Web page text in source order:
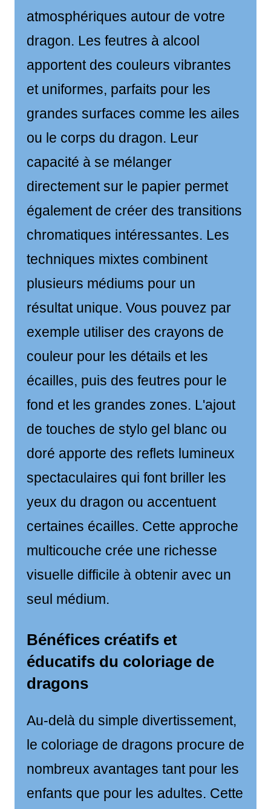
atmosphériques autour de votre
dragon. Les feutres à alcool
apportent des couleurs vibrantes
et uniformes, parfaits pour les
grandes surfaces comme les ailes
ou le corps du dragon. Leur
capacité à se mélanger
directement sur le papier permet
également de créer des transitions
chromatiques intéressantes. Les
techniques mixtes combinent
plusieurs médiums pour un
résultat unique. Vous pouvez par
exemple utiliser des crayons de
couleur pour les détails et les
écailles, puis des feutres pour le
fond et les grandes zones. L'ajout
de touches de stylo gel blanc ou
doré apporte des reflets lumineux
spectaculaires qui font briller les
yeux du dragon ou accentuent
certaines écailles. Cette approche
multicouche crée une richesse
visuelle difficile à obtenir avec un
seul médium.
Bénéfices créatifs et
éducatifs du coloriage de
dragons
Au-delà du simple divertissement,
le coloriage de dragons procure de
nombreux avantages tant pour les
enfants que pour les adultes. Cette